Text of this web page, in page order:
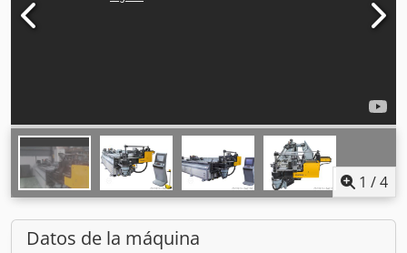
1 /4
Datos de la máquina